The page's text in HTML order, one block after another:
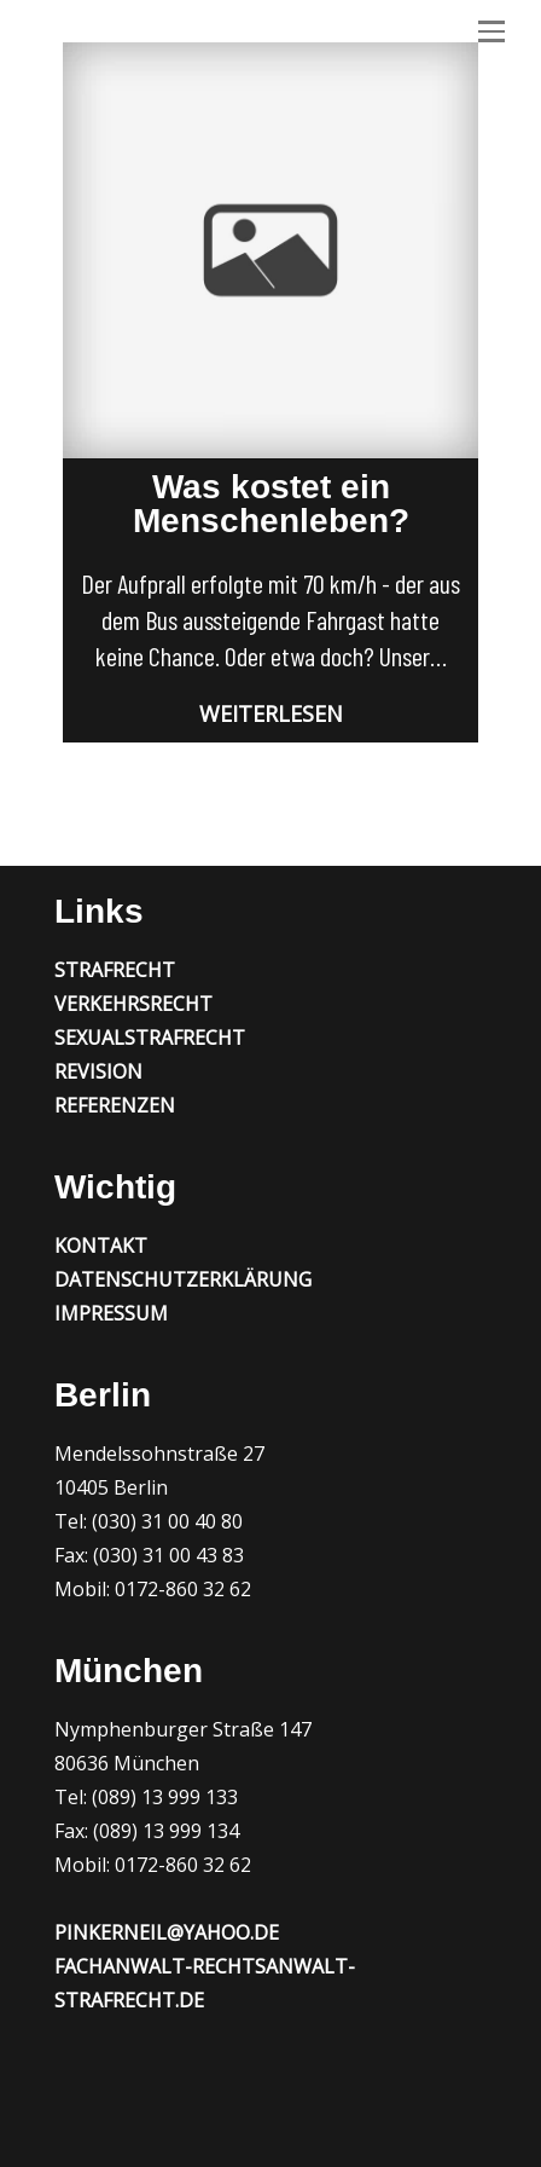
Was kostet ein
Menschenleben?
Der Aufprall erfolgte mit 70 km/h - der aus
dem Bus aussteigende Fahrgast hatte
keine Chance. Oder etwa doch? Unser…
WEITERLESEN
Links
STRAFRECHT
VERKEHRSRECHT
SEXUALSTRAFRECHT
REVISION
REFERENZEN
Wichtig
KONTAKT
DATENSCHUTZERKLÄRUNG
IMPRESSUM
Berlin
Mendelssohnstraße 27
10405 Berlin
Tel: (030) 31 00 40 80
Fax: (030) 31 00 43 83
Mobil: 0172-860 32 62
München
Nymphenburger Straße 147
80636 München
Tel: (089) 13 999 133
Fax: (089) 13 999 134
Mobil: 0172-860 32 62
PINKERNEIL@YAHOO.DE
FACHANWALT-RECHTSANWALT-
STRAFRECHT.DE